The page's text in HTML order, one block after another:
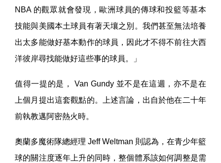
NBA 的觀眾就會發現，歐洲球員的傳球和投籃等基本
技能與美國本土球員有著天壤之別。我們甚至無法培養
出太多能做好基本動作的球員，因此才不得不前往大西
洋彼岸尋找能做好這些事的球員。」
值得一提的是， Van Gundy 並不是在這週，亦不是在
上個月提出這套觀點的。上述言論，出自於他在二十年
前執教邁阿密熱火時。
奧蘭多魔術隊總經理 Jeff Weltman 則認為，在青少年籃
球的關注度逐年上升的同時，整個體系該如何調整是需